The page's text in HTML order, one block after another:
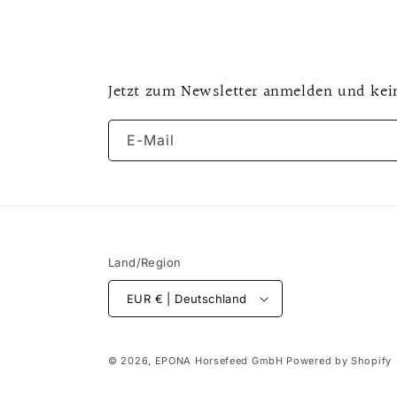
Jetzt zum Newsletter anmelden und
E-Mail
Land/Region
EUR € | Deutschland
© 2026, EPONA Horsefeed GmbH Powered by Shopify